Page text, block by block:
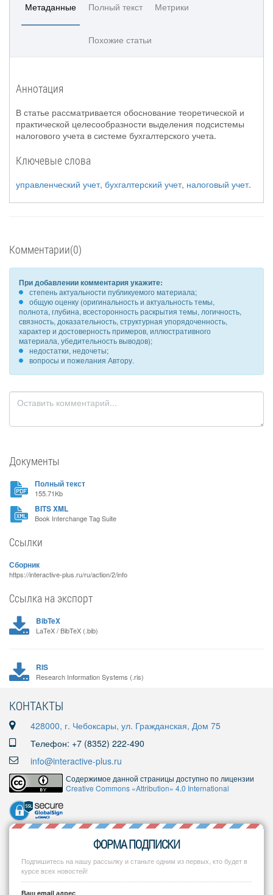
Метаданные Полный текст Метрики
Похожие статьи
Аннотация
В статье рассматривается обоснование теоретической и
практической целесообразности выделения подсистемы
налогового учета в системе бухгалтерского учета.
Ключевые слова
управленческий учет, бухгалтерский учет, налоговый учет.
Комментарии(0)
При добавлении комментария укажите:
степень актуальности публикуемого материала;
общую оценку (оригинальность и актуальность темы,
полнота, глубина, всесторонность раскрытия темы, логичность,
связность, доказательность, структурная упорядоченность,
характер и достоверность примеров, иллюстративного
материала, убедительность выводов);
недостатки, недочеты;
вопросы и пожелания Автору.
Документы
Полный текст
155.71Kb
BITS XML
Book Interchange Tag Suite
Ссылки
Сборник
https://interactive-plus.ru/ru/action/2/info
Ссылка на экспорт
BibTeX
LaTeX / BibTeX (.bib)
RIS
Research Information Systems (.ris)
КОНТАКТЫ
428000, г. Чебоксары, ул. Гражданская, Дом 75
Телефон: +7 (8352) 222-490
info@interactive-plus.ru
Содержимое данной страницы доступно по лицензии
Creative Commons «Attribution» 4.0 International
ФОРМА ПОДПИСКИ
Подпишитесь на нашу рассылку и станьте одним из первых, кто будет в
курсе всех новостей!
Ваш email адрес